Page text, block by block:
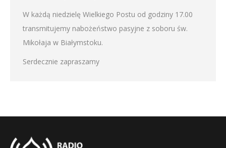
W każdą niedzielę Wielkiego Postu od godziny 17.00
transmitujemy nabożeństwo pasyjne z soboru św.
Mikołaja w Białymstoku.
Serdecznie zapraszamy